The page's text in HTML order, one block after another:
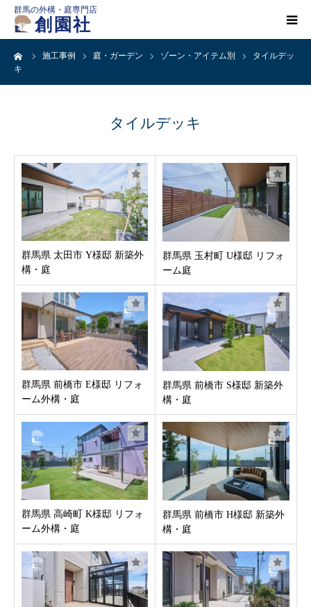
群馬の外構・庭専門店
創園社
施工事例 庭・ガーデン ゾーン・アイテム別
タイルデッ
キ
タイルデッキ
群馬県 太田市 Y様邸 新築外
構・庭
群馬県 玉村町 U様邸 リフォ
ーム庭
群馬県 前橋市 E様邸 リフォ
ーム外構・庭
群馬県 前橋市 S様邸 新築外
構・庭
群馬県 高崎町 K様邸 リフォ
ーム外構・庭
群馬県 前橋市 H様邸 新築外
構・庭
HOME
店舗案内
会社概要
創園社とは
ご依頼の流れ
お客様の声
新着情報
お問合せ